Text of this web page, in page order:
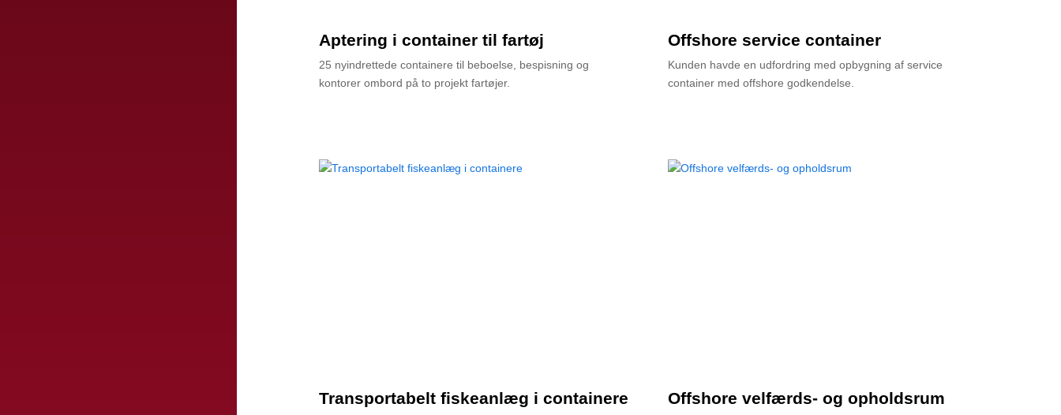
Aptering i container til fartøj
25 nyindrettede containere til beboelse, bespisning og
kontorer ombord på to projekt fartøjer.
Offshore service container
Kunden havde en udfordring med opbygning af service
container med offshore godkendelse.
Transportabelt fiskeanlæg i containere Offshore velfærds- og opholdsrum